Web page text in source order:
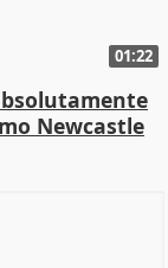
01:22
Newcastle